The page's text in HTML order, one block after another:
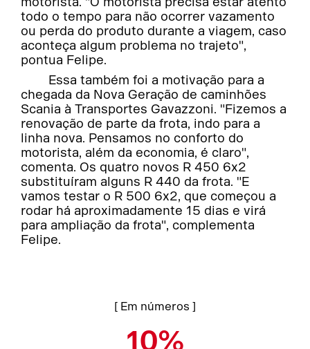
todo o tempo para não ocorrer vazamento
ou perda do produto durante a viagem, caso
aconteça algum problema no trajeto",
pontua Felipe.
Essa também foi a motivação para a
chegada da Nova Geração de caminhões
Scania à Transportes Gavazzoni. "Fizemos a
renovação de parte da frota, indo para a
linha nova. Pensamos no conforto do
motorista, além da economia, é claro",
comenta. Os quatro novos R 450 6x2
substituíram alguns R 440 da frota. "E
vamos testar o R 500 6x2, que começou a
rodar há aproximadamente 15 dias e virá
para ampliação da frota", complementa
Felipe.
[ Em números ]
10%